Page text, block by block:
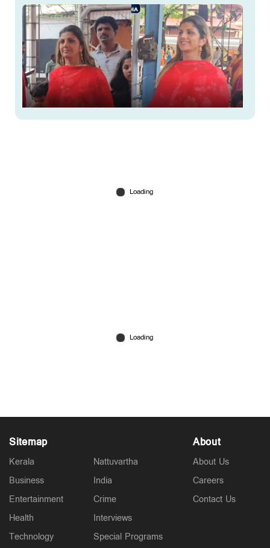
തട്ടി’; രജനിയെക്കുറിച്ച് രംഭ; വിവാദം
Sitemap
Kerala
Business
Entertainment
Health
Technology
Nattuvartha
India
Crime
Interviews
Special Programs
About
About Us
Careers
Contact Us